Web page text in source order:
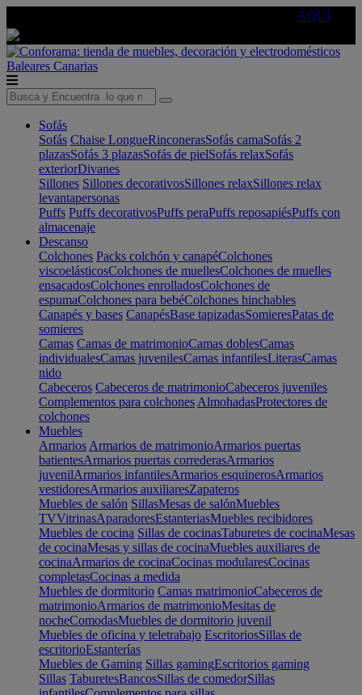
AQUÍ
Baleares Canarias
Sofás
Sofás Chaise LongueRinconerasSofás camaSofás 2
plazasSofás 3 plazasSofás de pielSofás relaxSofás
exteriorDivanes
Sillones Sillones decorativosSillones relaxSillones relax
levantapersonas
Puffs Puffs decorativosPuffs peraPuffs reposapiésPuffs con
almacenaje
Descanso
Colchones Packs colchón y canapéColchones
viscoelásticosColchones de muellesColchones de muelles
ensacadosColchones enrolladosColchones de
espumaColchones para bebéColchones hinchables
Canapés y bases CanapésBase tapizadasSomieresPatas de
somieres
Camas Camas de matrimonioCamas doblesCamas
individualesCamas juvenilesCamas infantilesLiterasCamas
nido
Cabeceros Cabeceros de matrimonioCabeceros juveniles
Complementos para colchones AlmohadasProtectores de
colchones
Muebles
Armarios Armarios de matrimonioArmarios puertas
batientesArmarios puertas correderasArmarios
juvenilArmarios infantilesArmarios esquinerosArmarios
vestidoresArmarios auxiliaresZapateros
Muebles de salón SillasMesas de salónMuebles
TVVitrinasAparadoresEstanteriasMuebles recibidores
Muebles de cocina Sillas de cocinasTaburetes de cocinaMesas
de cocinaMesas y sillas de cocinaMuebles auxiliares de
cocinaArmarios de cocinaCocinas modularesCocinas
completasCocinas a medida
Muebles de dormitorio Camas matrimonioCabeceros de
matrimonioArmarios de matrimonioMesitas de
nocheComodasMuebles de dormitorio juvenil
Muebles de oficina y teletrabajo EscritoriosSillas de
escritorioEstanterías
Muebles de Gaming Sillas gamingEscritorios gaming
Sillas TaburetesBancosSillas de comedorSillas